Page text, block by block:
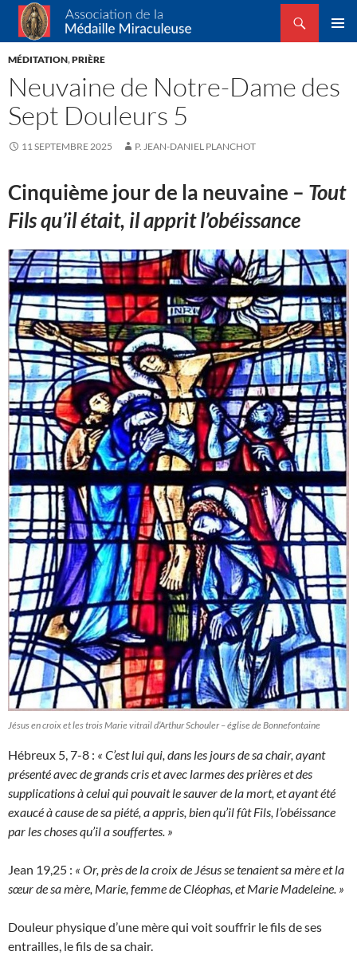
Association de la Médaille Miraculeuse
Recherche
ALLER
AU
MÉDITATION,PRIÈRE
Neuvaine de Notre-Dame des
Sept Douleurs 5
11 SEPTEMBRE 2025 P. JEAN-DANIEL PLANCHOT
Cinquième jour de la neuvaine – Tout
Fils qu’il était, il apprit l’obéissance
Jésus en croix et les trois Marie vitrail d’Arthur Schouler – église de Bonnefontaine
Hébreux 5, 7-8 : « C’est lui qui, dans les jours de sa chair, ayant
présenté avec de grands cris et avec larmes des prières et des
supplications à celui qui pouvait le sauver de la mort, et ayant été
exaucé à cause de sa piété, a appris, bien qu’il fût Fils, l’obéissance
par les choses qu’il a souffertes. »
Jean 19,25 : « Or, près de la croix de Jésus se tenaient sa mère et la
sœur de sa mère, Marie, femme de Cléophas, et Marie Madeleine. »
Douleur physique d’une mère qui voit souffrir le fils de ses
entrailles, le fils de sa chair.